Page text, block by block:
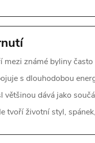
mezi známé byliny
s dlouhodobou
většinou dává jako
tvoří životní styl,